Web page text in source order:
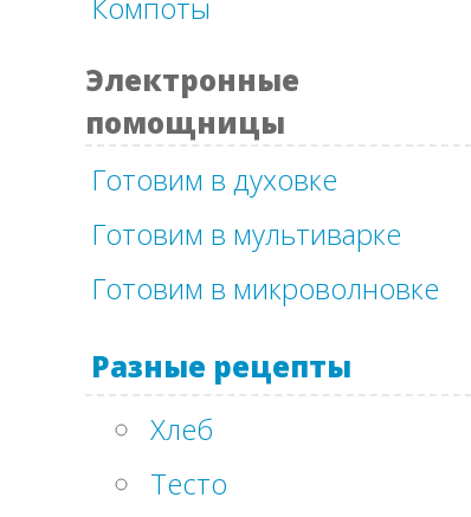
Компоты
Электронные
помощницы
Готовим в духовке
Готовим в мультиварке
Готовим в микроволновке
Разные рецепты
Хлеб
Тесто